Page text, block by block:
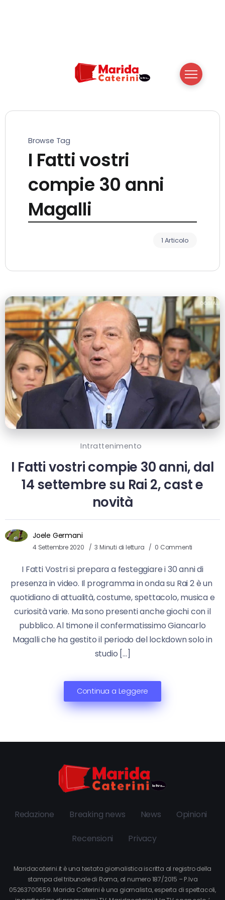
Browse Tag
I Fatti vostri
compie 30 anni
Magalli
1 Articolo
Intrattenimento
I Fatti vostri compie 30 anni, dal
14 settembre su Rai 2, cast e
novità
Joele Germani
4 Settembre 2020 3 Minuti di lettura 0 Commenti
I Fatti Vostri si prepara a festeggiare i 30 anni di
presenza in video. Il programma in onda su Rai 2 è un
quotidiano di attualità, costume, spettacolo, musica e
curiosità varie. Ma sono presenti anche giochi con il
pubblico. Al timone il confermatissimo Giancarlo
Magalli che ha gestito il periodo del lockdown solo in
studio […]
Continua a Leggere
Redazione Breaking news News Opinioni
Recensioni Privacy
Maridacaterini.it è una testata giornalistica iscritta al registro della
stampa del tribunale di Roma, al numero 187/2015 – P.Iva
05263700659. Marida Caterini è una giornalista, esperta di spettacoli,